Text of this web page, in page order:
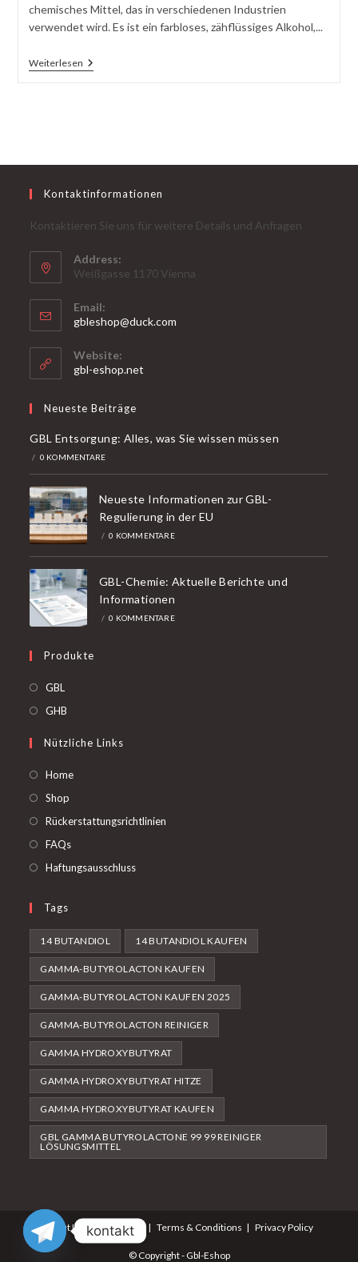
chemisches Mittel, das in verschiedenen Industrien
verwendet wird. Es ist ein farbloses, zähflüssiges Alkohol,...
WeiterlesenButandiol
Kaufen
Kontaktinformationen
Kontaktieren Sie uns für weitere Details und Anfragen
Address:
Weißgasse 1170 Vienna
Email:
gbleshop@duck.com
Website:
gbl-eshop.net
Neueste Beiträge
GBL Entsorgung: Alles, was Sie wissen müssen
/ 0 KOMMENTARE
Neueste Informationen zur GBL-
Regulierung in der EU
/ 0 KOMMENTARE
GBL-Chemie: Aktuelle Berichte und
Informationen
/ 0 KOMMENTARE
Produkte
GBL
in
neuen
GHB
einer
Nützliche Links
Home
Shop
Rückerstattungsrichtlinien
FAQs
Haftungsausschluss
Tags
14 BUTANDIOL 14 BUTANDIOL KAUFEN
GAMMA-BUTYROLACTON KAUFEN
GAMMA-BUTYROLACTON KAUFEN 2025
GAMMA-BUTYROLACTON REINIGER
GAMMA HYDROXYBUTYRAT
GAMMA HYDROXYBUTYRAT HITZE
GAMMA HYDROXYBUTYRAT KAUFEN
GBL GAMMA BUTYROLACTONE 99 99 REINIGER
LÖSUNGSMITTEL
About Us Contact Us Terms & Conditions Privacy Policy
© Copyright - Gbl-Eshop
kontakt